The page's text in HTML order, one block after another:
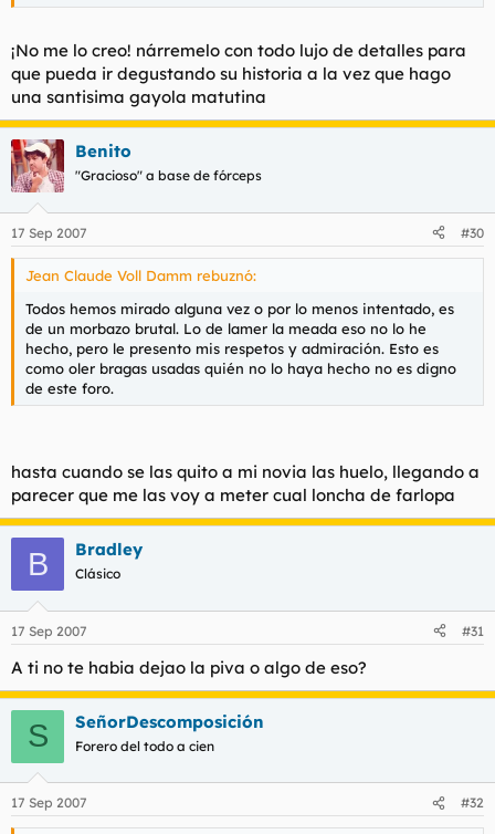
¡No me lo creo! nárremelo con todo lujo de detalles para
que pueda ir degustando su historia a la vez que hago
una santisima gayola matutina
Benito
"Gracioso" a base de fórceps
17 Sep 2007 #30
Jean Claude Voll Damm rebuznó:
Todos hemos mirado alguna vez o por lo menos intentado, es
de un morbazo brutal. Lo de lamer la meada eso no lo he
hecho, pero le presento mis respetos y admiración. Esto es
como oler bragas usadas quién no lo haya hecho no es digno
de este foro.
hasta cuando se las quito a mi novia las huelo, llegando a
parecer que me las voy a meter cual loncha de farlopa
B Bradley
Clásico
17 Sep 2007 #31
A ti no te habia dejao la piva o algo de eso?
S SeñorDescomposición
Forero del todo a cien
17 Sep 2007 #32